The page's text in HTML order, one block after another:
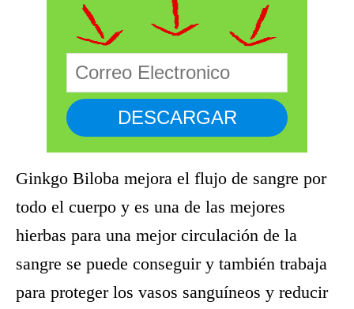
Ginkgo Biloba mejora el flujo de sangre por
todo el cuerpo y es una de las mejores
hierbas para una mejor circulación de la
sangre se puede conseguir y también trabaja
para proteger los vasos sanguíneos y reducir